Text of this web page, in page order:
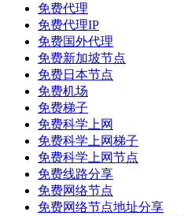
免费代理
免费代理IP
免费国外代理
免费新加坡节点
免费日本节点
免费机场
免费梯子
免费科学上网
免费科学上网梯子
免费科学上网节点
免费线路分享
免费网络节点
免费网络节点地址分享